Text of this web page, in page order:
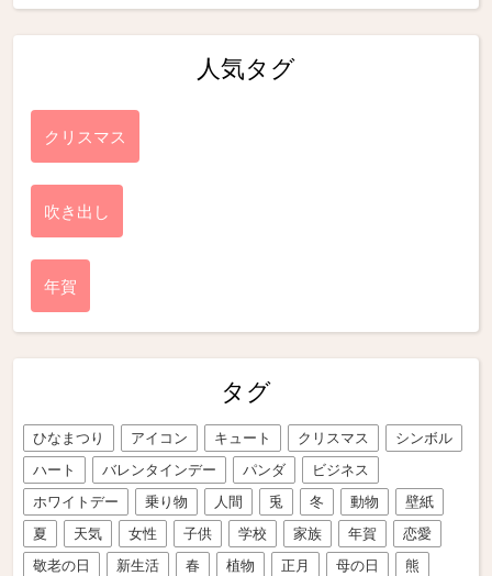
人気タグ
クリスマス
吹き出し
年賀
タグ
ひなまつり アイコン キュート クリスマス
シンボル
ハート
バレンタインデー パンダ
ビジネス
ホワイトデー
乗り物 人間 兎 冬 動物
壁紙
夏
天気 女性 子供 学校 家族 年賀
恋愛
敬老の日
新生活 春 植物 正月 母の日
熊